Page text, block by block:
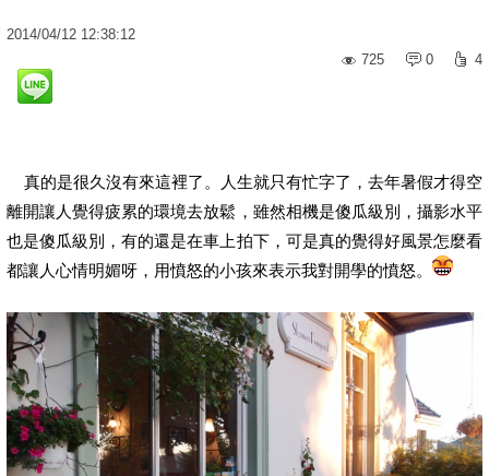
2014/04/12 12:38:12
725
0 4
真的是很久沒有來這裡了。人生就只有忙字了，去年暑假才得空
離開讓人覺得疲累的環境去放鬆，雖然相機是傻瓜級別，攝影水平
也是傻瓜級別，有的還是在車上拍下，可是真的覺得好風景怎麼看
都讓人心情明媚呀，用憤怒的小孩來表示我對開學的憤怒。